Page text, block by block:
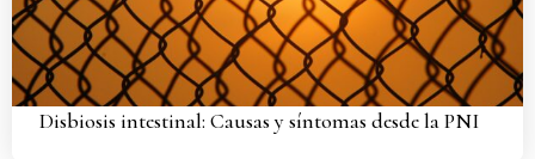
Disbiosis intestinal: Causas y síntomas desde la PNI